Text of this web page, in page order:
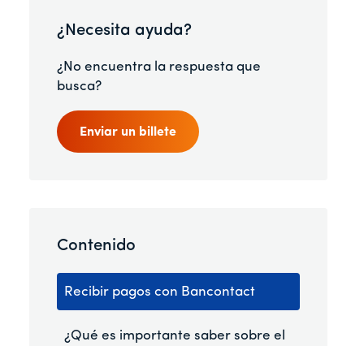
¿Necesita ayuda?
¿No encuentra la respuesta que
busca?
Enviar un billete
Contenido
Recibir pagos con Bancontact
¿Qué es importante saber sobre el